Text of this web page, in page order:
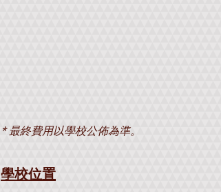
* 最終費用以學校公佈為準。
學校位置